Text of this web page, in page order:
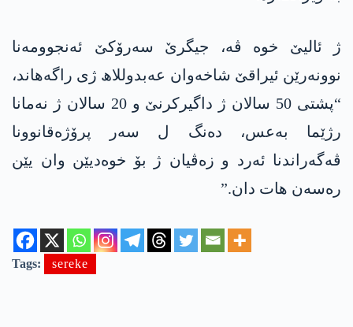
ژ ئالیێ خوە ڤە، جیگرێ سەرۆکێ ئەنجوومەنا
نوونەرێن ئیراقێ شاخەوان عەبدوللاھ ژی راگەھاند،
“پشتی 50 سالان ژ داگیرکرنێ و 20 سالان ژ نەمانا
رژێما بەعس، دەنگ ل سەر پرۆژەقانوونا
ڤەگەراندنا ئەرد و زەڤیان ژ بۆ خوەدیێن وان یێن
رەسەن ھات دان.”
Tags: sereke